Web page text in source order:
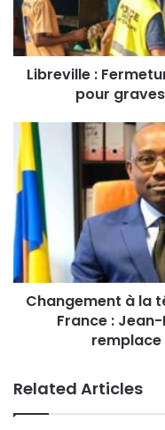
Libreville :
pour
Changement à la
France :
remplace
Related Articles